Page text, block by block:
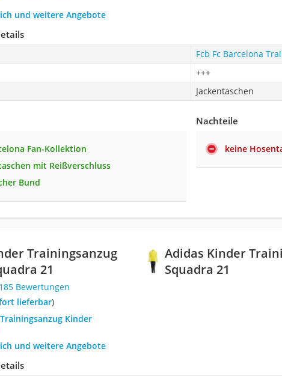
und weitere Angebote
Fcb Fc Barcelona
+++
Jackentaschen
Fan-Kollektion
mit Reißverschluss
Bund
Nachteile
keine
Adidas Kinder
Squadra 21
Trainingsanzug
21
185 Bewertungen
lieferbar)
Kinder
und weitere Angebote